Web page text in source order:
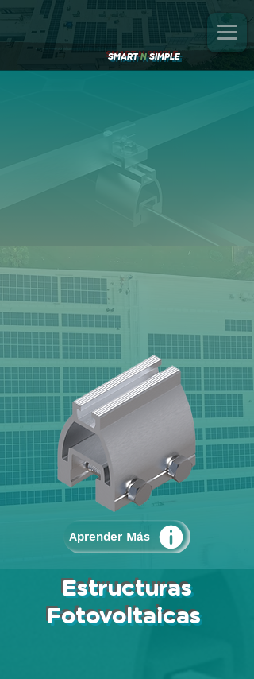
SMARTNSIMPLE
Aprender Más
Estructuras
Fotovoltaicas